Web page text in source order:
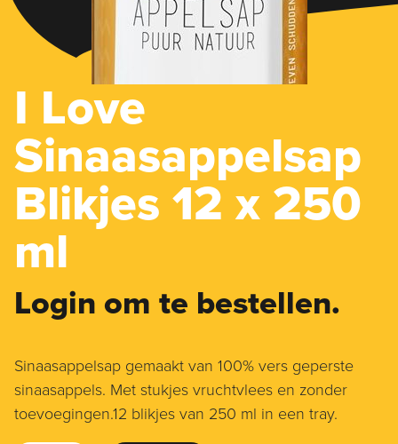
I Love
Sinaasappelsap
Blikjes 12 x 250
ml
Login om te bestellen.
Sinaasappelsap gemaakt van 100% vers geperste
sinaasappels. Met stukjes vruchtvlees en zonder
toevoegingen.12 blikjes van 250 ml in een tray.